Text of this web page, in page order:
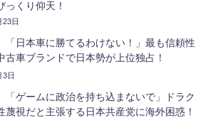
っくり仰天！
23日
「日本車に勝てるわけない！」最も信頼性
古車ブランドで日本勢が上位独占！
3日
「ゲームに政治を持ち込まないで」ドラク
蔑視だと主張する日本共産党に海外困惑！